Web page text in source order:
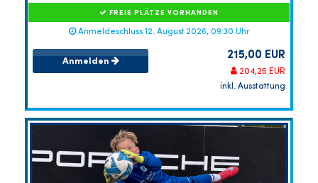
FREIE PLÄTZE VORHANDEN
Anmeldeschluss 12. August 2026, 09:30 Uhr
Anmelden 215,00 EUR
204,25 EUR
inkl. Ausstattung